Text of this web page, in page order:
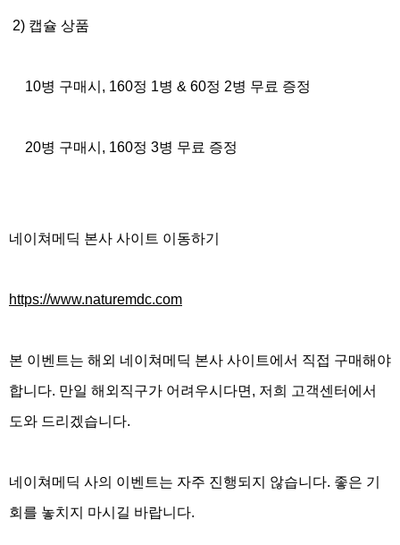
2) 캡슐 상품
10병 구매시 , 160정 1병 & 60정 2병 무료 증정
20병 구매시 , 160정 3병 무료 증정
네이쳐메딕 본사 사이트 이동하기
https://www.naturemdc.com
본 이벤트는 해외 네이쳐메딕 본사 사이트에서 직접 구매해야
합니다. 만일 해외직구가 어려우시다면 , 저희 고객센터에서
도와 드리겠습니다.
네이쳐메딕 사의 이벤트는 자주 진행되지 않습니다. 좋은 기
회를 놓치지 마시길 바랍니다.